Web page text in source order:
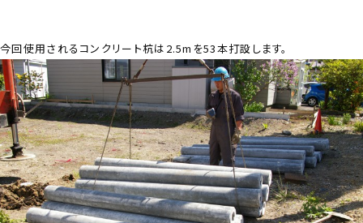
今回使用されるコンクリート杭は2.5mを53本打設します。